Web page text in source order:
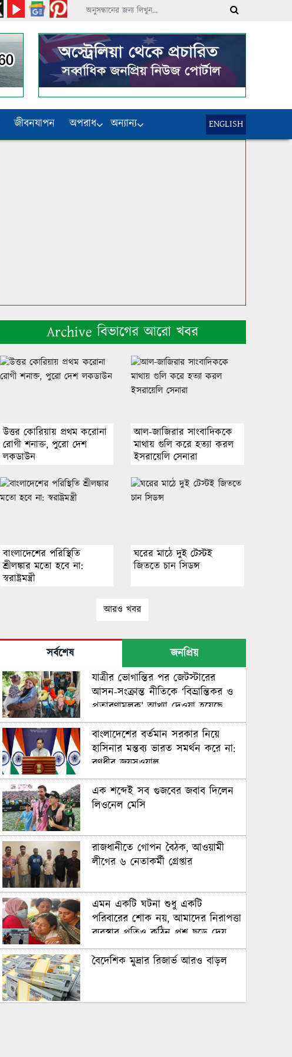
জীবনযাপন অপরাধ অন্যান্য ENGLISH
Archive বিভাগের আরো খবর
উত্তর কোরিয়ায় প্রথম করোনা
রোগী শনাক্ত, পুরো দেশ
লকডাউন
আল-জাজিরার সাংবাদিককে
মাথায় গুলি করে হত্যা করল
ইসরায়েলি সেনারা
বাংলাদেশের পরিস্থিতি
শ্রীলঙ্কার মতো হবে না:
স্বরাষ্ট্রমন্ত্রী
ঘরের মাঠে দুই টেস্টই
জিততে চান সিডন্স
আরও খবর
সর্বশেষ
জনপ্রিয়
যাত্রীর ভোগান্তির পর জেটস্টারের
আসন-সংক্রান্ত নীতিকে ‘বিভ্রান্তিকর ও
প্রতারণামূলক’ আখ্যা দেওয়া হয়েছে
বাংলাদেশের বর্তমান সরকার নিয়ে
হাসিনার মন্তব্য ভারত সমর্থন করে না:
রণধীর জয়সওয়াল
এক শব্দেই সব গুজবের জবাব দিলেন
লিওনেল মেসি
রাজধানীতে গোপন বৈঠক, আওয়ামী
লীগের ৬ নেতাকর্মী গ্রেপ্তার
এমন একটি ঘটনা শুধু একটি
পরিবারের শোক নয়, আমাদের নিরাপত্তা
ব্যবস্থার প্রতিও কঠিন প্রশ্ন ছুড়ে দেয়
বৈদেশিক মুদ্রার রিজার্ভ আরও বাড়ল